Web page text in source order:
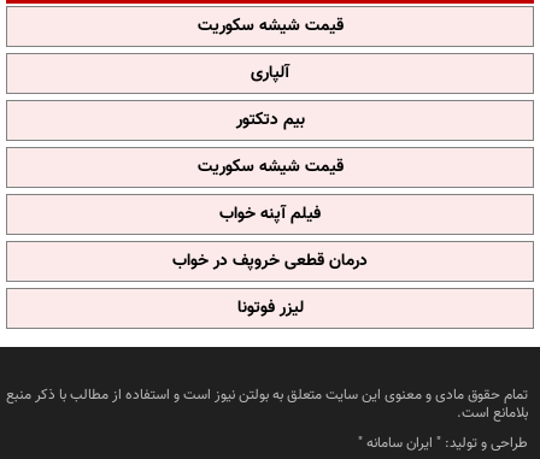
قیمت شیشه سکوریت
آلپاری
بیم دتکتور
قیمت شیشه سکوریت
فیلم آپنه خواب
درمان قطعی خروپف در خواب
لیزر فوتونا
تمام حقوق مادی و معنوی این سایت متعلق به بولتن نیوز است و استفاده از مطالب با ذکر منبع
بلامانع است.
طراحی و تولید: " ایران سامانه"